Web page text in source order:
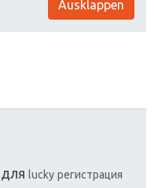
Ausklappen
для lucky регистрация